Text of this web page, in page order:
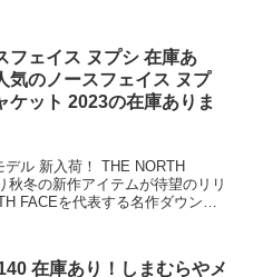
フェイス ヌプシ 在庫あ
気のノースフェイス ヌプ
ケット 2023の在庫ありま
ル 新入荷！ THE NORTH
秋冬の新作アイテムが待望のリリ
在庫あり！しまむらやメ